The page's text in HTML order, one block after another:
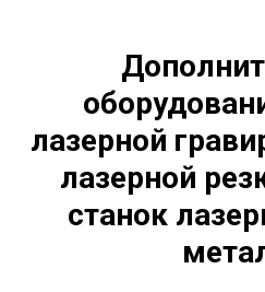
лазерной
лазерной
станок